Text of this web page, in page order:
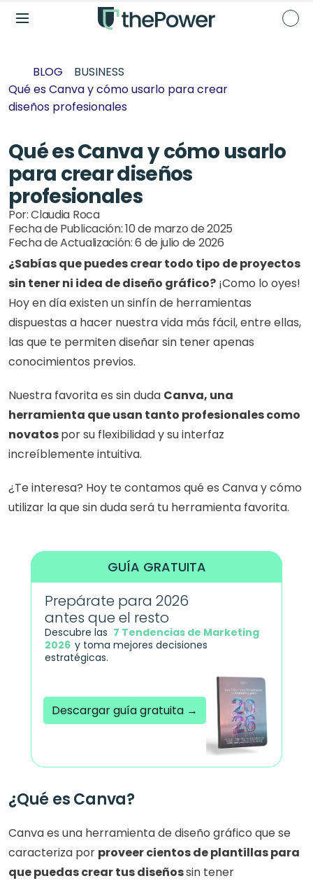
BLOG
BUSINESS
Qué es Canva y cómo usarlo para crear
diseños profesionales
Qué es Canva y cómo usarlo
para crear diseños
profesionales
Por: Claudia Roca
Fecha de Publicación: 10 de marzo de 2025
Fecha de Actualización: 6 de julio de 2026
¿Sabías que puedes crear todo tipo de proyectos
sin tener ni idea de diseño gráfico? ¡Como lo oyes!
Hoy en día existen un sinfín de herramientas
dispuestas a hacer nuestra vida más fácil, entre ellas,
las que te permiten diseñar sin tener apenas
conocimientos previos.
Nuestra favorita es sin duda Canva, una
herramienta que usan tanto profesionales como
novatos por su flexibilidad y su interfaz
increíblemente intuitiva.
¿Te interesa? Hoy te contamos qué es Canva y cómo
utilizar la que sin duda será tu herramienta favorita.
GUÍA GRATUITA
Prepárate para 2026
antes que el resto
Descubre las 7 Tendencias de Marketing
2026 y toma mejores decisiones
estratégicas.
Descargar guía gratuita →
¿Qué es Canva?
Canva es una herramienta de diseño gráfico que se
caracteriza por proveer cientos de plantillas para
que puedas crear tus diseños sin tener